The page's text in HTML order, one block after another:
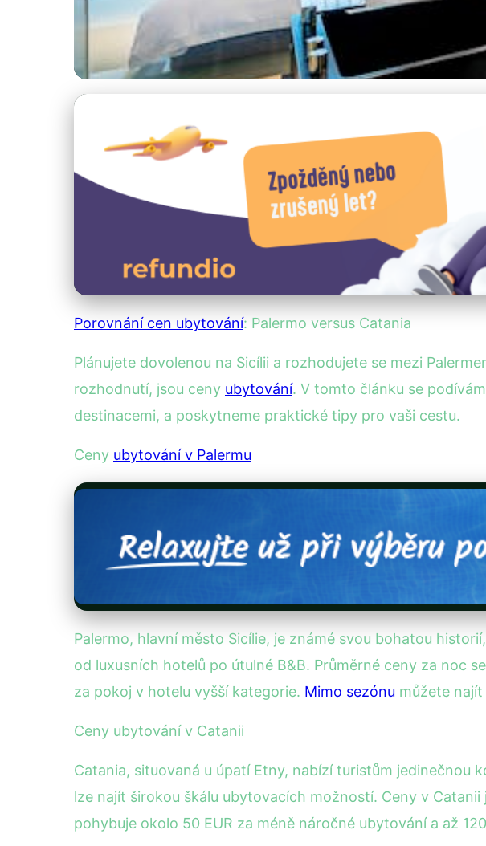
Palermo vs Catania: Kde
13. 12. 2025 · 3 min čtení · Autor: Kristián Novotný
Porovnání cen ubytování: Palermo versus Catania
Plánujete dovolenou na Sicílii a rozhodujete se mezi
rozhodnutí, jsou ceny ubytování. V tomto článku se
destinacemi, a poskytneme praktické tipy pro vaši cestu.
Ceny ubytování v Palermu
Palermo, hlavní město Sicílie, je známé svou bohatou
od luxusních hotelů po útulné B&B. Průměrné ceny za noc
za pokoj v hotelu vyšší kategorie. Mimo sezónu můžete
Ceny ubytování v Catanii
Catania, situovaná u úpatí Etny, nabízí turistům jedinečnou
lze najít širokou škálu ubytovacích možností. Ceny v
pohybuje okolo 50 EUR za méně náročné ubytování a až